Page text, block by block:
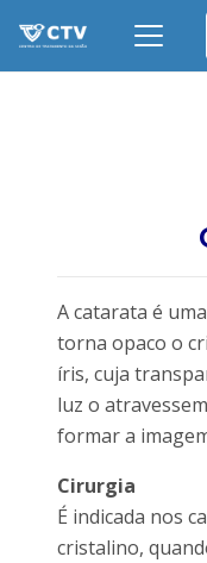
A catarata é
torna opaco o
íris, cuja
luz o
formar a
Cirurgia
É indicada nos
cristalino,